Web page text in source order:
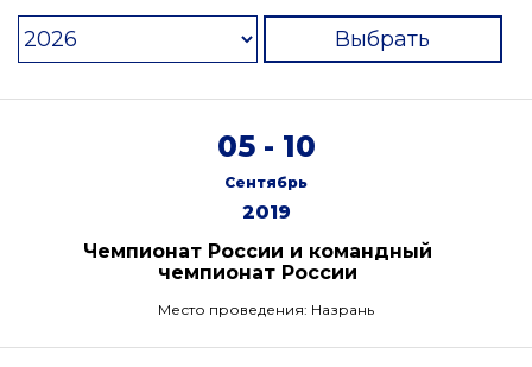
Выбрать
05 - 10
Сентябрь
2019
Чемпионат России и командный
чемпионат России
Место проведения: Назрань